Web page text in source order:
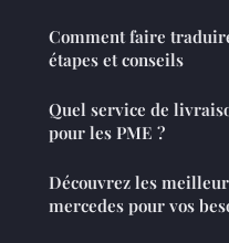
Comment faire
étapes et conseils
Quel service de
pour les PME ?
Découvrez les
mercedes pour vos